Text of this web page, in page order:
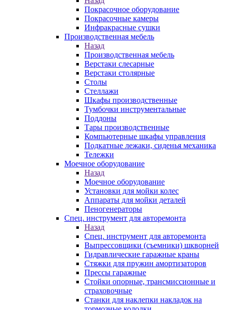
Покрасочное оборудование
Покрасочные камеры
Инфракрасные сушки
Производственная мебель
Назад
Производственная мебель
Верстаки слесарные
Верстаки столярные
Столы
Стеллажи
Шкафы производственные
Тумбочки инструментальные
Поддоны
Тары производственные
Компьютерные шкафы управления
Подкатные лежаки, сиденья механика
Тележки
Моечное оборудование
Назад
Моечное оборудование
Установки для мойки колес
Аппараты для мойки деталей
Пеногенераторы
Спец. инструмент для авторемонта
Назад
Спец. инструмент для авторемонта
Выпрессовщики (съемники) шкворней
Гидравлические гаражные краны
Стяжки для пружин амортизаторов
Прессы гаражные
Стойки опорные, трансмиссионные и
страховочные
Станки для наклепки накладок на